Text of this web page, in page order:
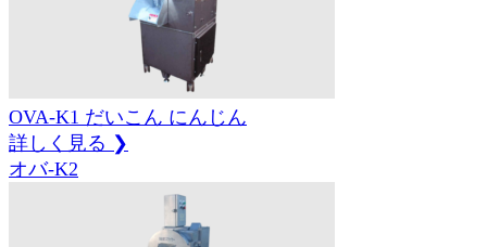
OVA-K1 だいこん にんじん
詳しく見る ❯
オバ-K2